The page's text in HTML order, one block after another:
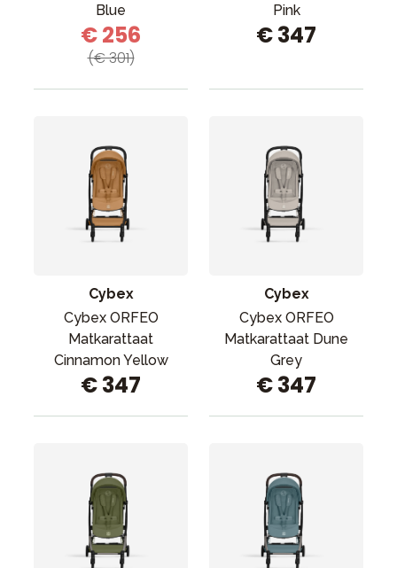
Blue
€ 256
(€ 301)
Pink
€ 347
Cybex
Cybex ORFEO
Matkarattaat
Cinnamon Yellow
€ 347
Cybex
Cybex ORFEO
Matkarattaat Dune
Grey
€ 347